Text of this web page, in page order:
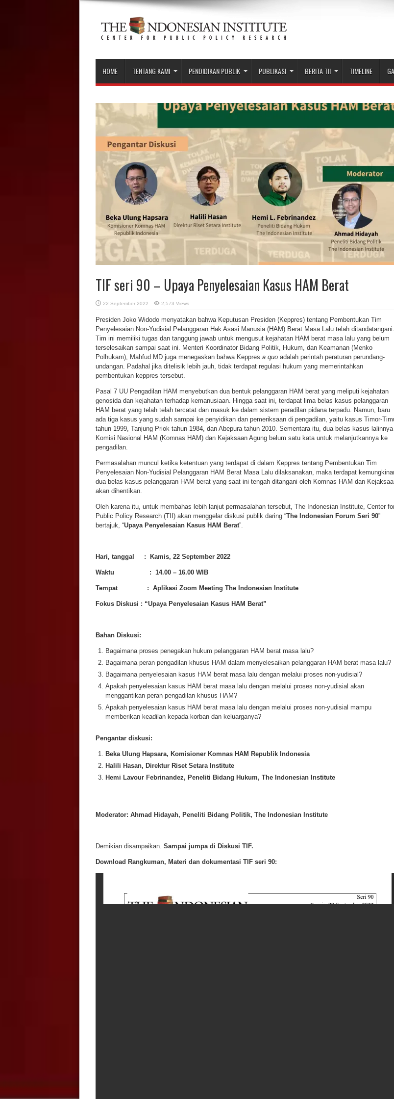
HOME TENTANG KAMI PENDIDIKAN PUBLIK PUBLIKASI BERITA TII TIMELINE
TIF seri 90 – Upaya Penyelesaian Kasus HAM Berat
22 September 2022 2,573 Views
Presiden Joko Widodo menyatakan bahwa Keputusan Presiden (Keppres) tentang Pembentukan Tim
Penyelesaian Non-Yudisial Pelanggaran Hak Asasi Manusia (HAM) Berat Masa Lalu telah ditandatangani.
Tim ini memiliki tugas dan tanggung jawab untuk mengusut kejahatan HAM berat masa lalu yang belum
terselesaikan sampai saat ini. Menteri Koordinator Bidang Politik, Hukum, dan Keamanan (Menko
Polhukam), Mahfud MD juga menegaskan bahwa Keppres a quoadalah perintah peraturan perundang-
undangan. Padahal jika ditelisik lebih jauh, tidak terdapat regulasi hukum yang memerintahkan
pembentukan keppres tersebut.
Pasal 7 UU Pengadilan HAM menyebutkan dua bentuk pelanggaran HAM berat yang meliputi kejahatan
genosida dan kejahatan terhadap kemanusiaan. Hingga saat ini, terdapat lima belas kasus pelanggaran
HAM berat yang telah telah tercatat dan masuk ke dalam sistem peradilan pidana terpadu. Namun, baru
ada tiga kasus yang sudah sampai ke penyidikan dan pemeriksaan di pengadilan, yaitu kasus Timor-
tahun 1999, Tanjung Priok tahun 1984, dan Abepura tahun 2010. Sementara itu, dua belas kasus lalinnya
Komisi Nasional HAM (Komnas HAM) dan Kejaksaan Agung belum satu kata untuk melanjutkannya ke
pengadilan.
Permasalahan muncul ketika ketentuan yang terdapat di dalam Keppres tentang Pembentukan Tim
Penyelesaian Non-Yudisial Pelanggaran HAM Berat Masa Lalu dilaksanakan, maka terdapat
dua belas kasus pelanggaran HAM berat yang saat ini tengah ditangani oleh Komnas HAM dan
akan dihentikan.
Oleh karena itu, untuk membahas lebih lanjut permasalahan tersebut, The Indonesian Institute, Center
Public Policy Research (TII) akan menggelar diskusi publik daring “The Indonesian Forum Seri 90”
bertajuk, “Upaya Penyelesaian Kasus HAM Berat”.
Hari, tanggal : Kamis, 22 September 2022
Waktu : 14.00 – 16.00 WIB
Tempat : Aplikasi Zoom Meeting The Indonesian Institute
Fokus Diskusi : “Upaya Penyelesaian Kasus HAM Berat”
Bahan Diskusi:
Bagaimana proses penegakan hukum pelanggaran HAM berat masa lalu?
Bagaimana peran pengadilan khusus HAM dalam menyelesaikan pelanggaran HAM berat masa lalu?
Bagaimana penyelesaian kasus HAM berat masa lalu dengan melalui proses non-yudisial?
Apakah penyelesaian kasus HAM berat masa lalu dengan melalui proses non-yudisial akan
menggantikan peran pengadilan khusus HAM?
Apakah penyelesaian kasus HAM berat masa lalu dengan melalui proses non-yudisial mampu
memberikan keadilan kepada korban dan keluarganya?
Pengantar diskusi:
Beka Ulung Hapsara, Komisioner Komnas HAM Republik Indonesia
Halili Hasan, Direktur Riset Setara Institute
Hemi Lavour Febrinandez, Peneliti Bidang Hukum, The Indonesian Institute
Moderator: Ahmad Hidayah, Peneliti Bidang Politik, The Indonesian Institute
Demikian disampaikan. Sampai jumpa di Diskusi TIF.
Download Rangkuman, Materi dan dokumentasi TIF seri 90: